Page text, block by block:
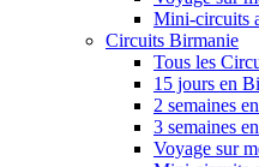
Mini-circuits
Circuits Birmanie
Tous les
15 jours en
2 semaines
3 semaines
Voyage sur